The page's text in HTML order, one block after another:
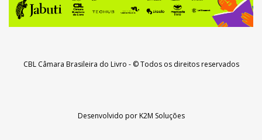
CBL Câmara Brasileira do Livro - © Todos os direitos reservados
Desenvolvido porK2M Soluções